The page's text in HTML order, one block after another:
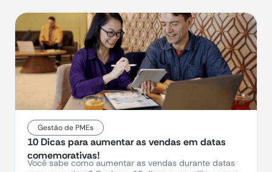
Gestão de PMEs
10 Dicas para aumentar as vendas em datas
comemorativas!
Você sabe como aumentar as vendas durante datas